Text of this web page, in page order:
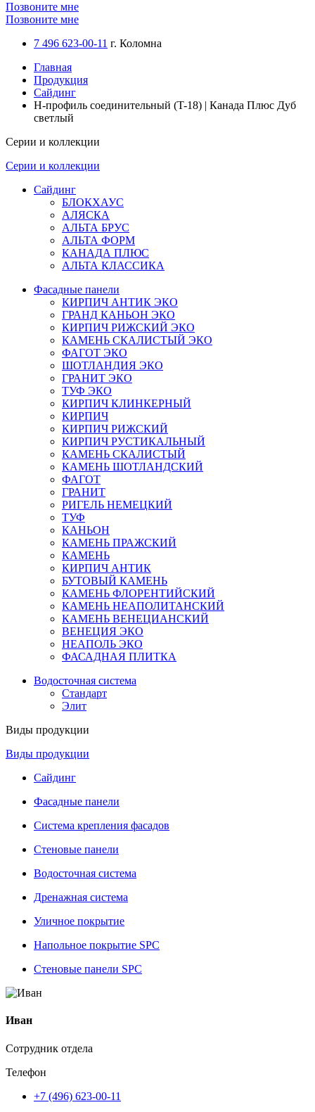
Позвоните мне
Позвоните мне
7 496 623-00-11 г. Коломна
Главная
Продукция
Сайдинг
H-профиль соединительный (T-18) | Канада Плюс Дуб
светлый
Серии и коллекции
Серии и коллекции
Сайдинг
БЛОКХАУС
АЛЯСКА
АЛЬТА БРУС
АЛЬТА ФОРМ
КАНАДА ПЛЮС
АЛЬТА КЛАССИКА
Фасадные панели
КИРПИЧ АНТИК ЭКО
ГРАНД КАНЬОН ЭКО
КИРПИЧ РИЖСКИЙ ЭКО
КАМЕНЬ СКАЛИСТЫЙ ЭКО
ФАГОТ ЭКО
ШОТЛАНДИЯ ЭКО
ГРАНИТ ЭКО
ТУФ ЭКО
КИРПИЧ КЛИНКЕРНЫЙ
КИРПИЧ
КИРПИЧ РИЖСКИЙ
КИРПИЧ РУСТИКАЛЬНЫЙ
КАМЕНЬ СКАЛИСТЫЙ
КАМЕНЬ ШОТЛАНДСКИЙ
ФАГОТ
ГРАНИТ
РИГЕЛЬ НЕМЕЦКИЙ
ТУФ
КАНЬОН
КАМЕНЬ ПРАЖСКИЙ
КАМЕНЬ
КИРПИЧ АНТИК
БУТОВЫЙ КАМЕНЬ
КАМЕНЬ ФЛОРЕНТИЙСКИЙ
КАМЕНЬ НЕАПОЛИТАНСКИЙ
КАМЕНЬ ВЕНЕЦИАНСКИЙ
ВЕНЕЦИЯ ЭКО
НЕАПОЛЬ ЭКО
ФАСАДНАЯ ПЛИТКА
Водосточная система
Стандарт
Элит
Виды продукции
Виды продукции
Сайдинг
Фасадные панели
Система крепления фасадов
Стеновые панели
Водосточная система
Дренажная система
Уличное покрытие
Напольное покрытие SPC
Стеновые панели SPC
Иван
Сотрудник отдела
Телефон
+7 (496) 623-00-11